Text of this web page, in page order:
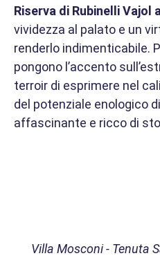
Riserva di Rubinelli Vajol
vividezza al palato e un
renderlo indimenticabile.
pongono l’accento
terroir di esprimere nel
del potenziale enologico
affascinante e ricco di
Villa Mosconi - Tenuta